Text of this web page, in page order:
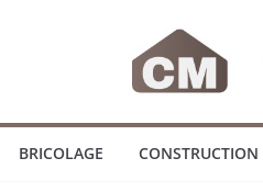
BRICOLAGE CONSTRUCTION